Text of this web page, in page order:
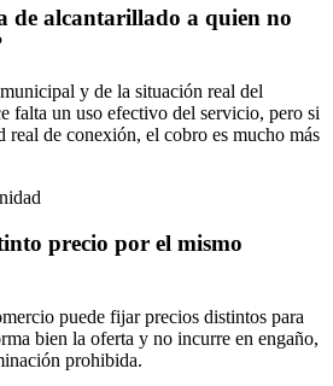
de alcantarillado a quien no
y de la situación real del
falta un uso efectivo del servicio, pero si
real de conexión, el cobro es mucho más
precio por el mismo
puede fijar precios distintos para
bien la oferta y no incurre en engaño,
prohibida.